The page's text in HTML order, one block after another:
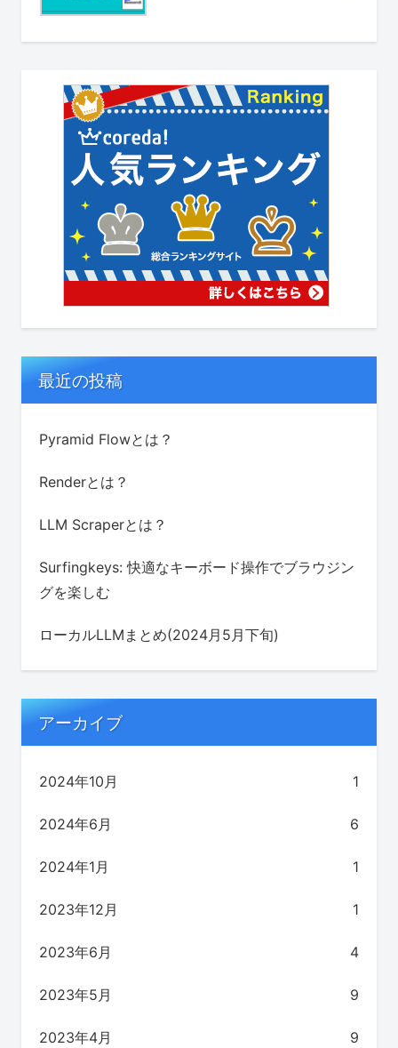
最近の投稿
Pyramid Flowとは？
Renderとは？
LLM Scraperとは？
Surfingkeys: 快適なキーボード操作でブラウジン
グを楽しむ
ローカルLLMまとめ(2024月5月下旬)
アーカイブ
2024年10月 1
2024年6月 6
2024年1月 1
2023年12月 1
2023年6月 4
2023年5月 9
2023年4月 9